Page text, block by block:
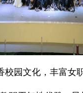
校园文化，丰富女